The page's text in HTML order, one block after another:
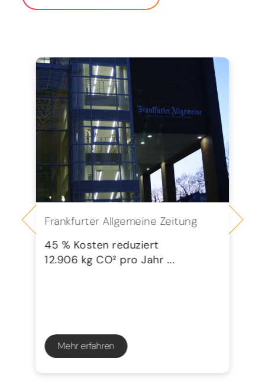
Frankfurter Allgemeine Zeitung
45 % Kosten reduziert
12.906 kg CO² pro Jahr ...
Mehr erfahren